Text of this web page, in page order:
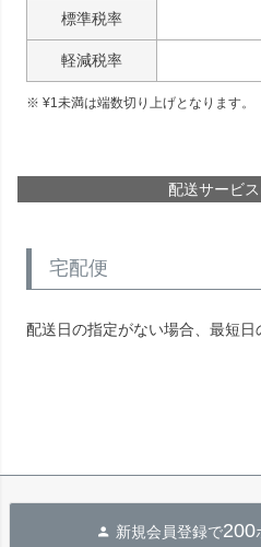
標準税率
軽減税率
¥1未満は端数切り上げとなります。
配送サービ
宅配便
配送日の指定がない場合、最短日
新規会員登録で200